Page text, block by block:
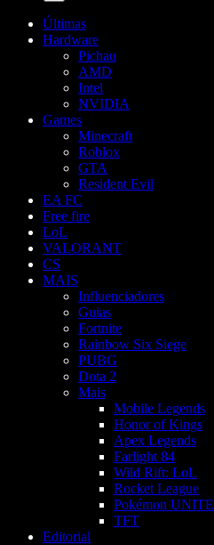
Últimas
Hardware
Pichau
AMD
Intel
NVIDIA
Games
Minecraft
Roblox
GTA
Resident Evil
EA FC
Free fire
LoL
VALORANT
CS
MAIS
Influenciadores
Guias
Fortnite
Rainbow Six Siege
PUBG
Dota 2
Mais
Mobile Legends
Honor of Kings
Apex Legends
Farlight 84
Wild Rift: LoL
Rocket League
Pokémon UNITE
TFT
Editorial